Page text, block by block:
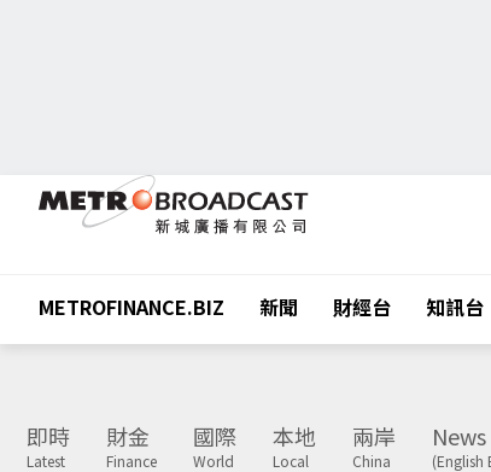
METROFINANCE.BIZ 新聞 財經台 知訊台
即時
Latest
財金
Finance
國際
World
本地
Local
兩岸
China (English